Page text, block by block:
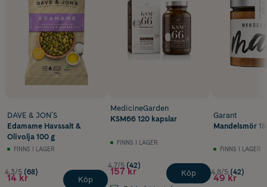
DAVE & JON´S
Edamame Havssalt &
Olivolja 100 g
FINNS I LAGER
4.3/5 (68)
14 kr Köp
MedicineGarden
KSM66 120 kapslar
FINNS I LAGER
4.7/5 (42)
157 kr Köp
Garant
Mandelsmör
FINNS I LAGER
4.8/5 (42)
49 kr